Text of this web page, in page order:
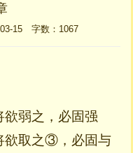
15 字数： 1067
弱之，必固强
欲取之③，必固与